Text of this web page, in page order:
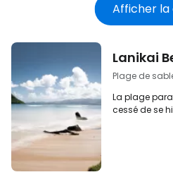
Afficher
Lanikai
Plage de
La plage
cessé de se
Cette plage
blanc est
de Kailua et
Poursuivre